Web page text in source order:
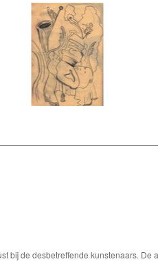
bij de desbetreffende kunstenaars.